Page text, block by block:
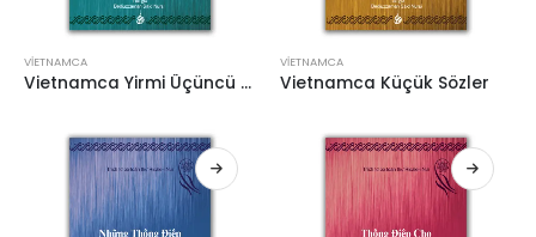
VIETNAMCA
Vietnamca Yirmi Üçüncü Söz
VIETNAMCA
Vietnamca Küçük Sözler